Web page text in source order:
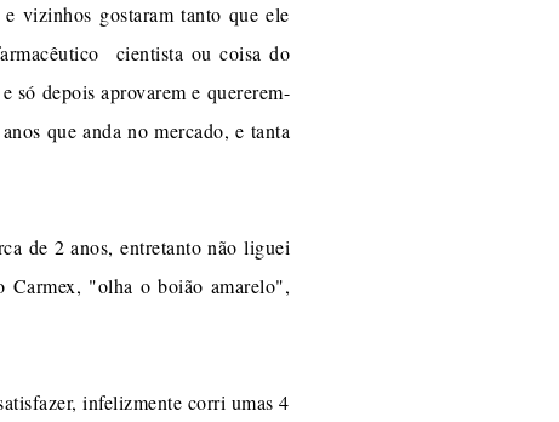
vizinhos gostaram tanto que ele
cientista ou coisa do
só depois aprovarem e quererem-
que anda no mercado, e tanta
de 2 anos, entretanto não liguei
Carmex, "olha o boião amarelo",
infelizmente corri umas 4